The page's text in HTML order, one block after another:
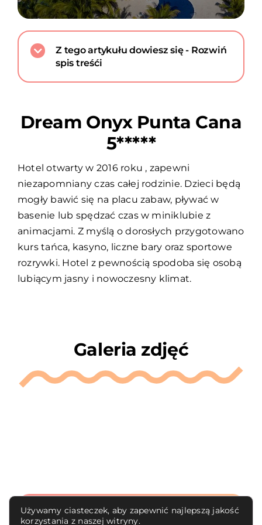
Z tego artykułu dowiesz się - Rozwiń
spis treśći
Dream Onyx Punta Cana
5*****
Hotel otwarty w 2016 roku , zapewni
niezapomniany czas całej rodzinie. Dzieci będą
mogły bawić się na placu zabaw, pływać w
basenie lub spędzać czas w miniklubie z
animacjami. Z myślą o dorosłych przygotowano
kurs tańca, kasyno, liczne bary oraz sportowe
rozrywki. Hotel z pewnością spodoba się osobą
lubiącym jasny i nowoczesny klimat.
Galeria zdjęć
Używamy ciasteczek, aby zapewnić najlepszą jakość
korzystania z naszej witryny.